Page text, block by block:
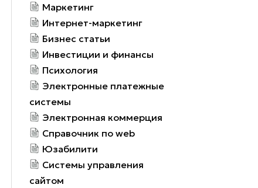
Маркетинг
Интернет-маркетинг
Бизнес статьи
Инвестиции и финансы
Психология
Электронные платежные
системы
Электронная коммерция
Справочник по web
Юзабилити
Системы управления
сайтом